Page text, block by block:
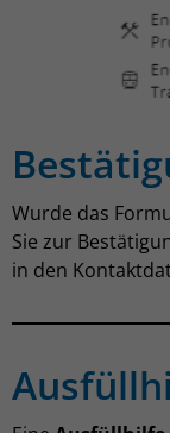
Wurde das
Sie zur
in den